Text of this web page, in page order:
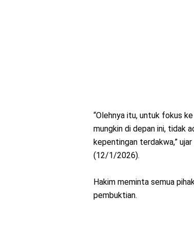
“Olehnya itu, untuk fokus
mungkin di depan ini, tidak
kepentingan terdakwa,”
(12/1/2026).
Hakim meminta semua
pembuktian.